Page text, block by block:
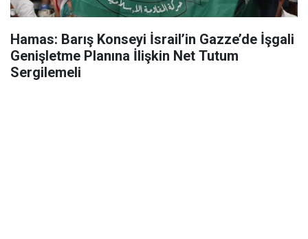
Hamas: Barış Konseyi İsrail’in Gazze’de İşgali
Genişletme Planına İlişkin Net Tutum
Sergilemeli